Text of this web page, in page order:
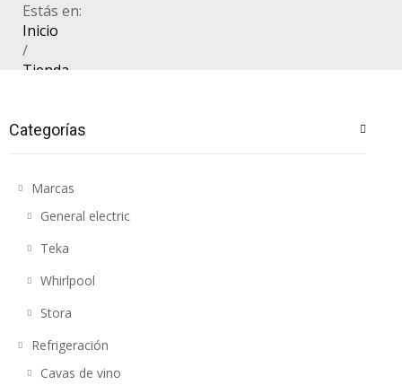
Estás en:
Inicio
/
Tienda
Categorías
Marcas
General electric
Teka
Whirlpool
Stora
Refrigeración
Cavas de vino